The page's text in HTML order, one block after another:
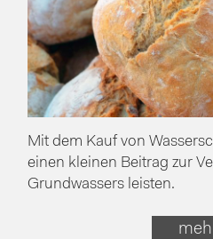
Mit dem Kauf von
einen kleinen Beitrag zur
Grundwassers leisten.